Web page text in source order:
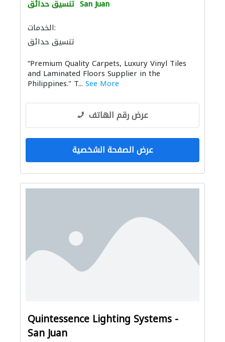
تنسيق حدائق San Juan
الخدمات:
تنسيق حدائق
“Premium Quality Carpets, Luxury Vinyl Tiles
and Laminated Floors Supplier in the
Philippines." T... See More
عرض رقم الهاتف
عرض الصفحة الشخصية
Quintessence Lighting Systems -
San Juan